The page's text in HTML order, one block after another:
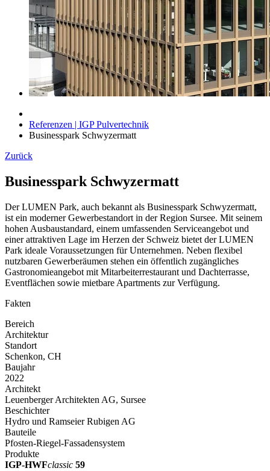
Referenzen | IGP Pulvertechnik
Businesspark Schwyzermatt
Zurück
Businesspark Schwyzermatt
Der LUMEN Park, auch bekannt als Businesspark Schwyzermatt,
ist ein moderner Gewerbestandort in der Region Sursee. Mit seinem
hohen Ausbaustandard, einem umfassenden Serviceangebot und
einer attraktiven Lage im Herzen der Schweiz bietet der LUMEN
Park ideale Voraussetzungen für Unternehmen. Neben flexibel
nutzbaren Gewerberäumen stehen ein öffentlich zugängliches
Gastronomieangebot mit Mitarbeiterrestaurant und Dachterrasse,
Eventflächen sowie mietbare Apartments zur Verfügung.
Fakten
Bereich
Architektur
Standort
Schenkon, CH
Baujahr
2022
Architekt
Leuenberger Architekten AG, Sursee
Beschichter
Hydro und Ramseier Rubigen AG
Bauteile
Pfosten-Riegel-Fassadensystem
Produkte
IGP-HWFclassic 59